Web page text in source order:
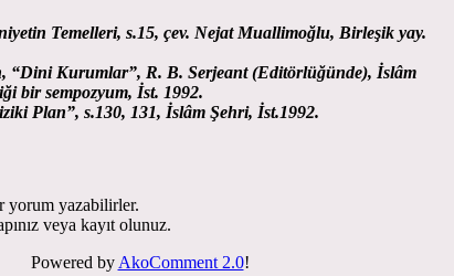
Temelleri, s.15, çev. Nejat Muallimoğlu, Birleşik yay.
“Dini Kurumlar”, R. B. Serjeant (Editörlüğünde), İslâm
bir sempozyum, İst. 1992.
Plan”, s.130, 131, İslâm Şehri, İst.1992.
yorum yazabilirler.
veya kayıt olunuz.
Powered by AkoComment 2.0!